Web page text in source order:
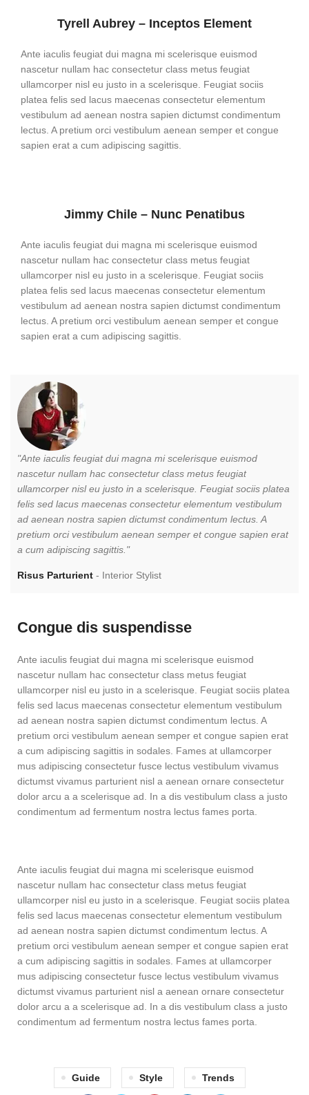
Tyrell Aubrey – Inceptos Element
Ante iaculis feugiat dui magna mi scelerisque euismod
nascetur nullam hac consectetur class metus feugiat
ullamcorper nisl eu justo in a scelerisque. Feugiat sociis
platea felis sed lacus maecenas consectetur elementum
vestibulum ad aenean nostra sapien dictumst condimentum
lectus. A pretium orci vestibulum aenean semper et congue
sapien erat a cum adipiscing sagittis.
Jimmy Chile – Nunc Penatibus
Ante iaculis feugiat dui magna mi scelerisque euismod
nascetur nullam hac consectetur class metus feugiat
ullamcorper nisl eu justo in a scelerisque. Feugiat sociis
platea felis sed lacus maecenas consectetur elementum
vestibulum ad aenean nostra sapien dictumst condimentum
lectus. A pretium orci vestibulum aenean semper et congue
sapien erat a cum adipiscing sagittis.
"Ante iaculis feugiat dui magna mi scelerisque euismod
nascetur nullam hac consectetur class metus feugiat
ullamcorper nisl eu justo in a scelerisque. Feugiat sociis platea
felis sed lacus maecenas consectetur elementum vestibulum
ad aenean nostra sapien dictumst condimentum lectus. A
pretium orci vestibulum aenean semper et congue sapien erat
a cum adipiscing sagittis."
Risus Parturient Interior Stylist
Congue dis suspendisse
Ante iaculis feugiat dui magna mi scelerisque euismod
nascetur nullam hac consectetur class metus feugiat
ullamcorper nisl eu justo in a scelerisque. Feugiat sociis platea
felis sed lacus maecenas consectetur elementum vestibulum
ad aenean nostra sapien dictumst condimentum lectus. A
pretium orci vestibulum aenean semper et congue sapien erat
a cum adipiscing sagittis in sodales. Fames at ullamcorper
mus adipiscing consectetur fusce lectus vestibulum vivamus
dictumst vivamus parturient nisl a aenean ornare consectetur
dolor arcu a a scelerisque ad. In a dis vestibulum class a justo
condimentum ad fermentum nostra lectus fames porta.
Ante iaculis feugiat dui magna mi scelerisque euismod
nascetur nullam hac consectetur class metus feugiat
ullamcorper nisl eu justo in a scelerisque. Feugiat sociis platea
felis sed lacus maecenas consectetur elementum vestibulum
ad aenean nostra sapien dictumst condimentum lectus. A
pretium orci vestibulum aenean semper et congue sapien erat
a cum adipiscing sagittis in sodales. Fames at ullamcorper
mus adipiscing consectetur fusce lectus vestibulum vivamus
dictumst vivamus parturient nisl a aenean ornare consectetur
dolor arcu a a scelerisque ad. In a dis vestibulum class a justo
condimentum ad fermentum nostra lectus fames porta.
Guide Style Trends